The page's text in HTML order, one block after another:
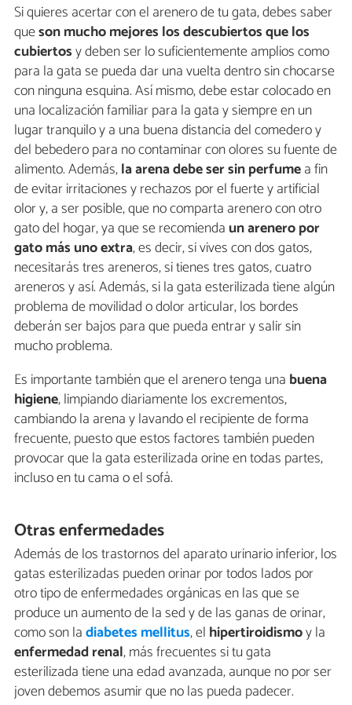
Si quieres acertar con el arenero de tu gata, debes saber
queson mucho mejores los descubiertos que los
cubiertosy deben ser lo suficientemente amplios como
para la gata se pueda dar una vuelta dentro sin chocarse
con ninguna esquina. Así mismo, debe estar colocado en
una localización familiar para la gata y siempre en un
lugar tranquilo y a una buena distancia del comedero y
del bebedero para no contaminar con olores su fuente de
alimento. Además,la arena debe ser sin perfumea fin
de evitar irritaciones y rechazos por el fuerte y artificial
olor y, a ser posible, que no comparta arenero con otro
gato del hogar, ya que se recomienda un arenero por
gato más uno extra, es decir, si vives con dos gatos,
necesitarás tres areneros, si tienes tres gatos, cuatro
areneros y así. Además, si la gata esterilizada tiene algún
problema de movilidad o dolor articular, los bordes
deberán ser bajos para que pueda entrar y salir sin
mucho problema.
Es importante también que el arenero tenga una buena
higiene, limpiando diariamente los excrementos,
cambiando la arena y lavando el recipiente de forma
frecuente, puesto que estos factores también pueden
provocar que la gata esterilizada orine en todas partes,
incluso en tu cama o el sofá.
Otras enfermedades
Además de los trastornos del aparato urinario inferior, los
gatas esterilizadas pueden orinar por todos lados por
otro tipo de enfermedades orgánicas en las que se
produce un aumento de la sed y de las ganas de orinar,
como son ladiabetes mellitus, el hipertiroidismoy la
enfermedad renal, más frecuentes si tu gata
esterilizada tiene una edad avanzada, aunque no por ser
joven debemos asumir que no las pueda padecer.